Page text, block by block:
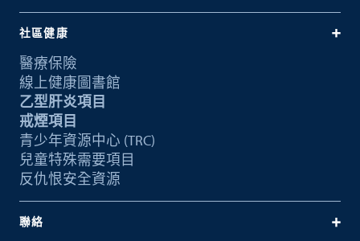
社區健康
醫療保險
線上健康圖書館
乙型肝炎項目
戒煙項目
青少年資源中心 (TRC)
兒童特殊需要項目
反仇恨安全資源
聯絡